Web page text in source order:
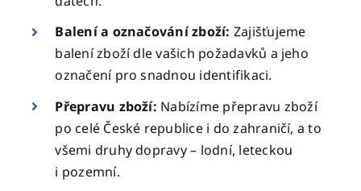
Balení a označování zboží: Zajišťujeme
balení zboží dle vašich požadavků a jeho
označení pro snadnou identifikaci.
Přepravu zboží: Nabízíme přepravu zboží
po celé České republice i do zahraničí, a to
všemi druhy dopravy – lodní, leteckou
i pozemní.